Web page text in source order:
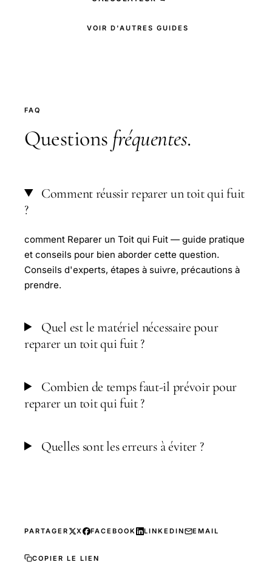
VOIR D'AUTRES GUIDES
FAQ
Questions fréquentes.
Comment réussir reparer un toit qui fuit
?
comment Reparer un Toit qui Fuit — guide pratique
et conseils pour bien aborder cette question.
Conseils d'experts, étapes à suivre, précautions à
prendre.
Quel est le matériel nécessaire pour
reparer un toit qui fuit ?
Combien de temps faut-il prévoir pour
reparer un toit qui fuit ?
Quelles sont les erreurs à éviter ?
PARTAGER X FACEBOOK LINKEDIN EMAIL
COPIER LE LIEN